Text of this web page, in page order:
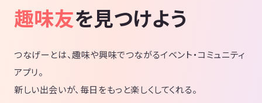
趣味友を見つけよう
つなげーとは、趣味や興味でつながるイベント・コミュニティ
アプリ。
新しい出会いが、毎日をもっと楽しくしてくれる。